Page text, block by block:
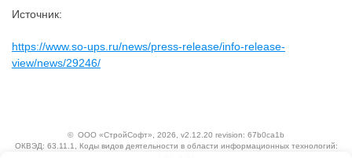
Источник:
https://www.so-ups.ru/news/press-release/info-release-
view/news/29246/
© ООО «СтройСофт», 2026, v2.12.20 revision: 67b0ca1b
ОКВЭД: 63.11.1, Коды видов деятельности в области информационных технологий: